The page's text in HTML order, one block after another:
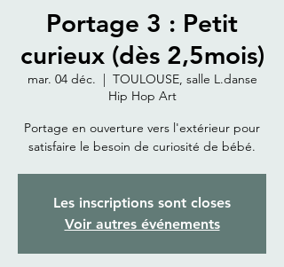
Portage 3 : Petit
curieux (dès 2,5mois)
mar. 04 déc.
  |
TOULOUSE, salle L.danse
Hip Hop Art
Portage en ouverture vers l'extérieur pour
satisfaire le besoin de curiosité de bébé.
Les inscriptions sont closes
Voir autres événements